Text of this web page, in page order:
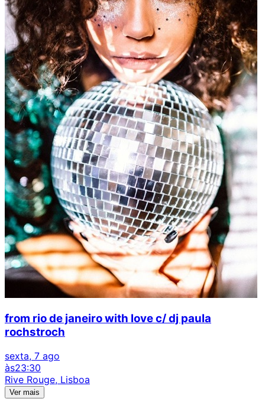
from rio de janeiro with love c/ dj paula
rochstroch
sexta, 7 ago
às23:30
Rive Rouge, Lisboa
Ver mais